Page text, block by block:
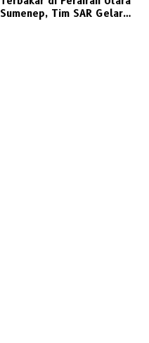
Sumenep, Tim SAR Gelar